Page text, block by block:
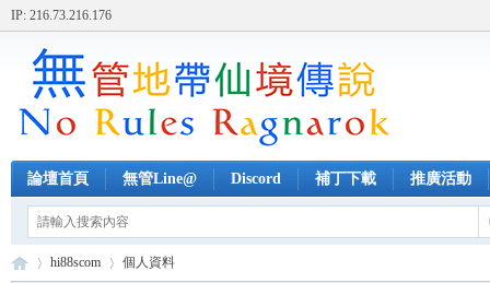
IP: 216.73.216.176
論壇首頁 無管Line@ Discord 補丁下載 推廣活動
hi88scom 個人資料